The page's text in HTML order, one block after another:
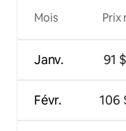
Mois
Janv.
Févr.
Prix
91
106